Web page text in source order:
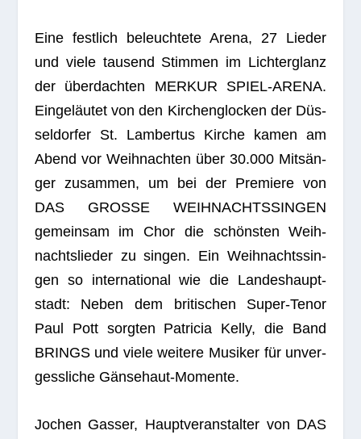
Eine fest­lich beleuch­tete Arena, 27 Lie­der
und viele tau­send Stim­men im Lich­ter­glanz
der über­dach­ten MERKUR SPIEL-ARENA.
Ein­ge­läu­tet von den Kir­chen­glo­cken der Düs­
sel­dor­fer St. Lam­ber­tus Kir­che kamen am
Abend vor Weih­nach­ten über 30.000 Mit­sän­
ger zusam­men, um bei der Pre­miere von
DAS GROSSE WEIHNACHTSSINGEN
gemein­sam im Chor die schöns­ten Weih­
nachts­lie­der zu sin­gen. Ein Weih­nachts­sin­
gen so inter­na­tio­nal wie die Lan­des­haupt­
stadt: Neben dem bri­ti­schen Super-Tenor
Paul Pott sorg­ten Patri­cia Kelly, die Band
BRINGS und viele wei­tere Musi­ker für unver­
gess­li­che Gänsehaut-Momente.
Jochen Gas­ser, Haupt­ver­an­stal­ter von DAS